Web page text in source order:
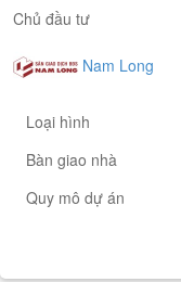
Chủ đầu tư
Nam Long
Loại hình
Bàn giao nhà
Quy mô dự án